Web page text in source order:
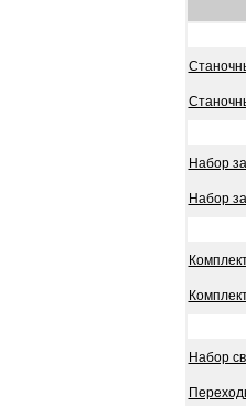
Набор
Набор
Набор